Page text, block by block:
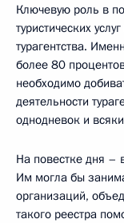
Ключевую роль в
туристических
турагентства.
более 80
необходимо
деятельности
однодневок и
На повестке дня –
Им могла бы
организаций,
такого реестра